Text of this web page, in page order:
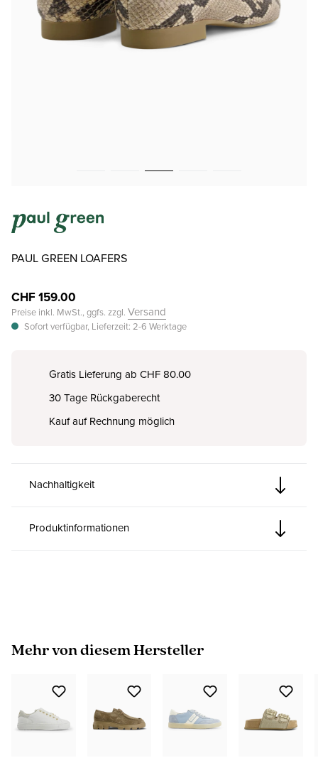
PAUL GREEN LOAFERS
CHF 159.00
Preise inkl. MwSt., ggfs. zzgl. Versand
Sofort verfügbar, Lieferzeit: 2-6 Werktage
Gratis Lieferung ab CHF 80.00
30 Tage Rückgaberecht
Kauf auf Rechnung möglich
Nachhaltigkeit
Produktinformationen
Produktgalerie überspringen
Mehr von diesem Hersteller